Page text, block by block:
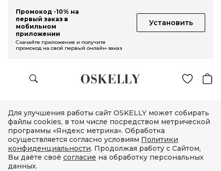
Промокод -10% на
первый заказ в
мобильном
приложении
Установить
Скачайте приложение и получите
промокод на свой первый онлайн-заказ
Для улучшения работы сайт OSKELLY может собирать
файлы cookies, в том числе посредством метрической
программы «Яндекс метрика». Обработка
осуществляется согласно условиям Политики
конфиденциальности. Продолжая работу с Сайтом,
Вы даёте своё согласие на обработку персональных
данных.